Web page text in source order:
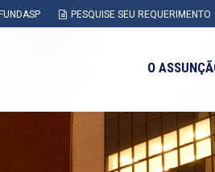
PESQUISE SEU REQUERIMENTO
O